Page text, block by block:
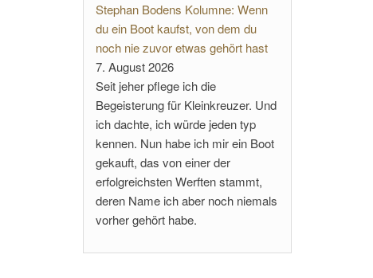
Stephan Bodens Kolumne: Wenn
du ein Boot kaufst, von dem du
noch nie zuvor etwas gehört hast
7. August 2026
Seit jeher pflege ich die
Begeisterung für Kleinkreuzer. Und
ich dachte, ich würde jeden typ
kennen. Nun habe ich mir ein Boot
gekauft, das von einer der
erfolgreichsten Werften stammt,
deren Name ich aber noch niemals
vorher gehört habe.